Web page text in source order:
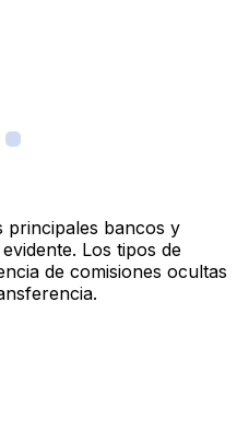
principales bancos y
Los tipos de
de comisiones ocultas